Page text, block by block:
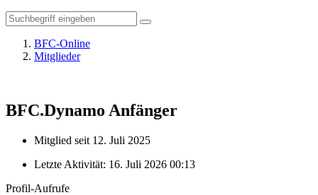
BFC-Online
Mitglieder
BFC.Dynamo Anfänger
Mitglied seit 12. Juli 2025
Letzte Aktivität: 16. Juli 2026 00:13
Profil-Aufrufe